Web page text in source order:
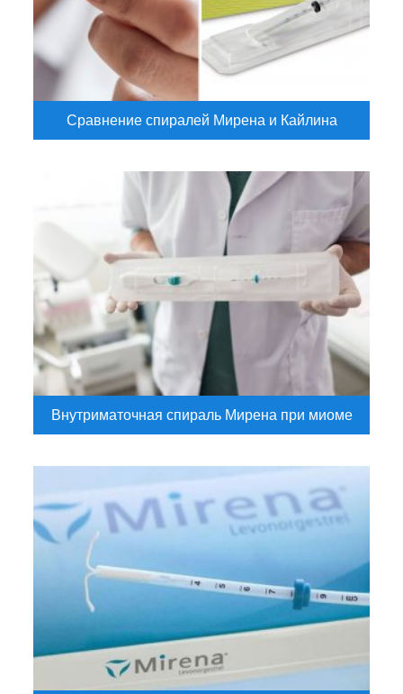
Сравнение спиралей Мирена и Кайлина
Внутриматочная спираль Мирена при миоме